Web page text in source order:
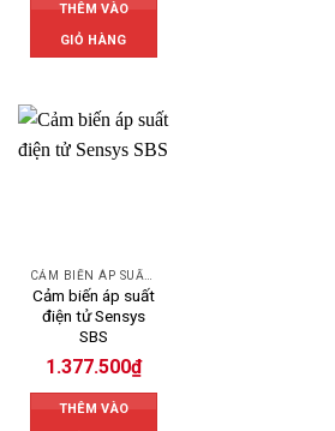
THÊM VÀO
GIỎ HÀNG
Cảm biến áp suất
điện tử Sensys
SBS
1.377.500₫
THÊM VÀO